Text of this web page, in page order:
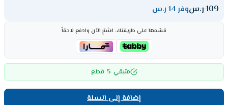
109ر.سوفر 14 ر.س
قسّمها على طريقتك، اشترِ الآن وادفع لاحقاً
متبقي 5 قطع
إضافة إلى السلة